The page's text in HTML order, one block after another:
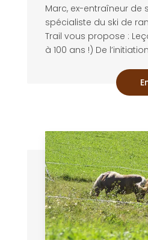
Marc, ex-entraîneur de
spécialiste du ski de
Trail vous propose :
à 100 ans !) De